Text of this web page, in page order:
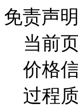
免责声明
当前
价格
过程